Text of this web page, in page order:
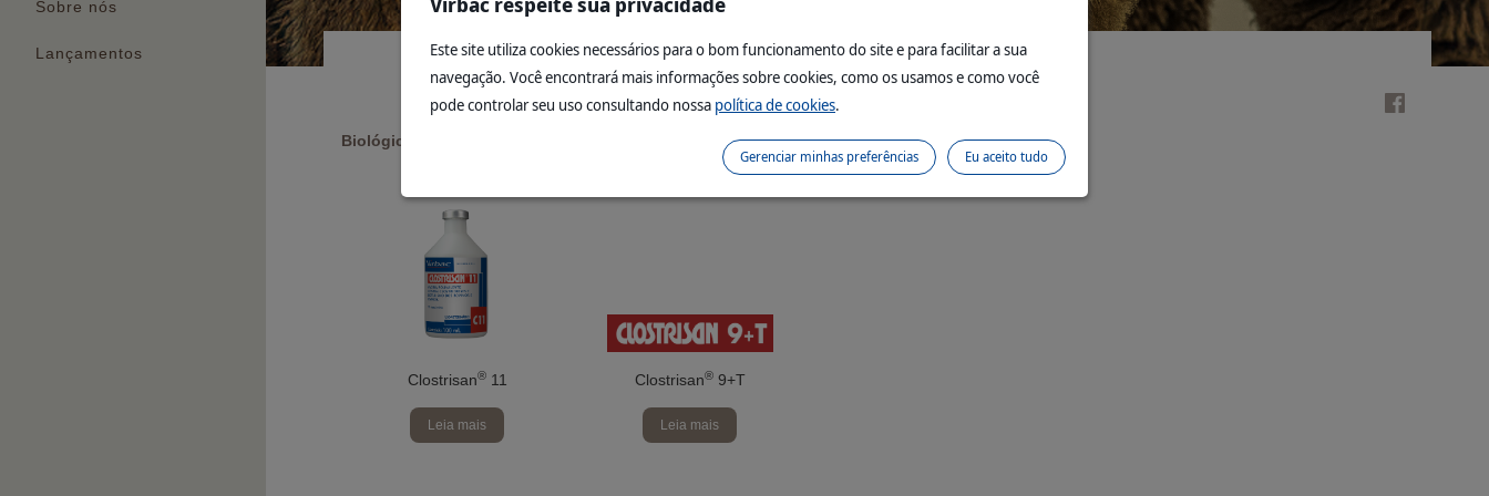
Sobre nós
Lançamentos
Biológicos
Clostrisan®11
Leia mais
Clostrisan®9+T
Leia mais
Este site utiliza cookies necessários para o bom funcionamento do site e para facilitar a sua
navegação. Você encontrará mais informações sobre cookies, como os usamos e como você
pode controlar seu uso consultando nossa política de cookies.
Eu aceito tudo
Gerenciar minhas preferências